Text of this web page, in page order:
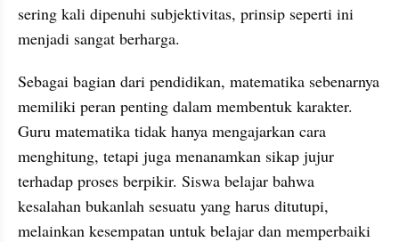
sering kali dipenuhi subjektivitas, prinsip seperti ini
menjadi sangat berharga.
Sebagai bagian dari pendidikan, matematika sebenarnya
memiliki peran penting dalam membentuk karakter.
Guru matematika tidak hanya mengajarkan cara
menghitung, tetapi juga menanamkan sikap jujur
terhadap proses berpikir. Siswa belajar bahwa
kesalahan bukanlah sesuatu yang harus ditutupi,
melainkan kesempatan untuk belajar dan memperbaiki